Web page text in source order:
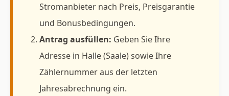
Stromanbieter nach Preis, Preisgarantie
und Bonusbedingungen.
Antrag ausfüllen: Geben Sie Ihre
Adresse in Halle (Saale) sowie Ihre
Zählernummer aus der letzten
Jahresabrechnung ein.